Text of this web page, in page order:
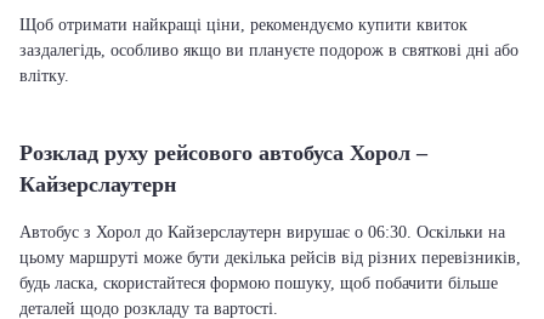
Щоб отримати найкращі ціни, рекомендуємо купити квиток
заздалегідь, особливо якщо ви плануєте подорож в святкові дні або
влітку.
Розклад руху рейсового автобуса Хорол –
Кайзерслаутерн
Автобус з Хорол до Кайзерслаутерн вирушає о 06:30. Оскільки на
цьому маршруті може бути декілька рейсів від різних перевізників,
будь ласка, скористайтеся формою пошуку, щоб побачити більше
деталей щодо розкладу та вартості.